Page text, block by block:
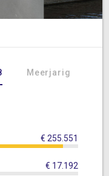
Meerjarig
€ 255.551
€ 17.192